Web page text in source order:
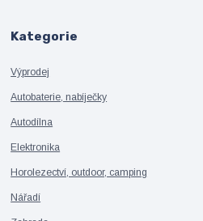
Kategorie
Výprodej
Autobaterie, nabíječky
Autodílna
Elektronika
Horolezectví, outdoor, camping
Nářadí